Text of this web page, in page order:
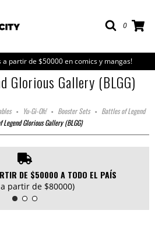
0
a partir de $50000 en comics y mangas!
Glorious Gallery (BLGG)
- Yu-Gi-Oh! - Booster Sets - Battles of Legend
Legend Glorious Gallery (BLGG)
DE $50000 A TODO EL PAÍS
a partir de $80000)